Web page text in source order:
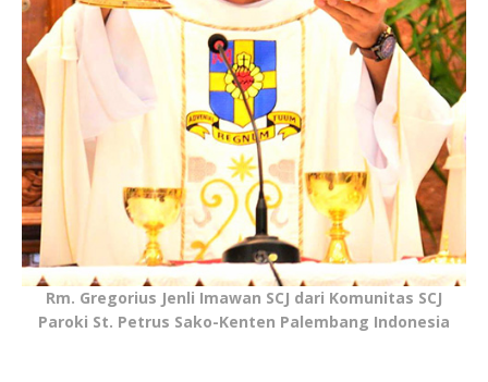
Rm. Gregorius Jenli Imawan SCJ dari Komunitas SCJ
Paroki St. Petrus Sako-Kenten Palembang Indonesia